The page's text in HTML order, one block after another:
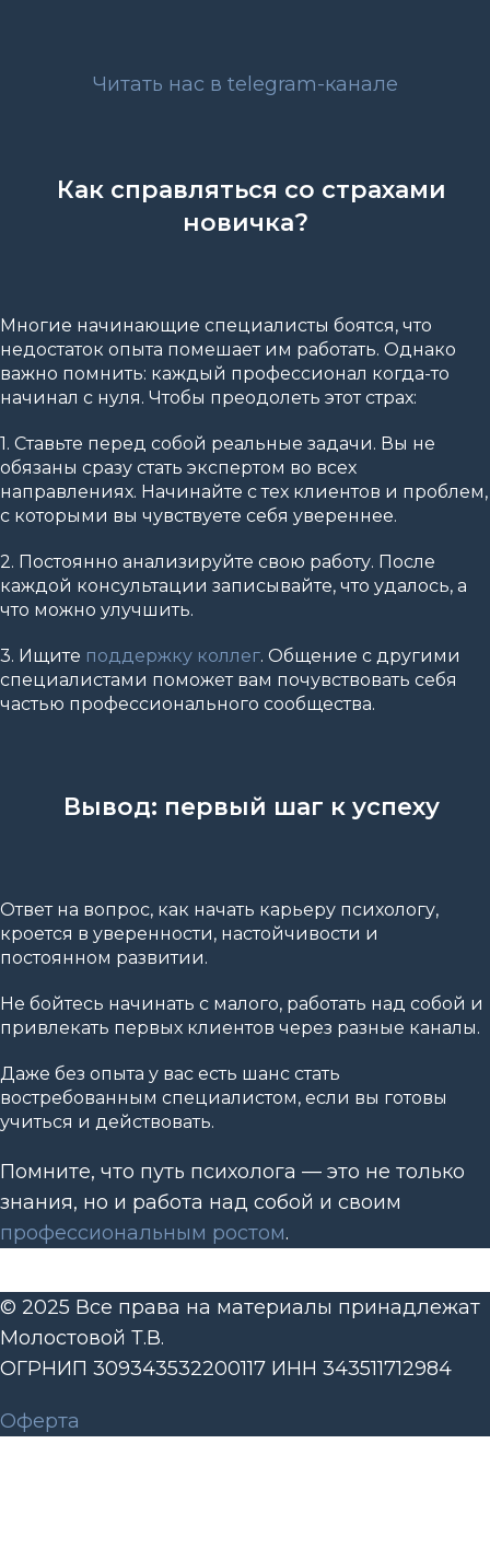
Читать нас в telegram-канале
Как справляться со страхами
новичка?
Многие начинающие специалисты боятся, что
недостаток опыта помешает им работать. Однако
важно помнить: каждый профессионал когда-то
начинал с нуля. Чтобы преодолеть этот страх:
1. Ставьте перед собой реальные задачи. Вы не
обязаны сразу стать экспертом во всех
направлениях. Начинайте с тех клиентов и проблем,
с которыми вы чувствуете себя увереннее.
2. Постоянно анализируйте свою работу. После
каждой консультации записывайте, что удалось, а
что можно улучшить.
3. Ищите поддержку коллег. Общение с другими
специалистами поможет вам почувствовать себя
частью профессионального сообщества.
Вывод: первый шаг к успеху
Ответ на вопрос, как начать карьеру психологу,
кроется в уверенности, настойчивости и
постоянном развитии.
Не бойтесь начинать с малого, работать над собой и
привлекать первых клиентов через разные каналы.
Даже без опыта у вас есть шанс стать
востребованным специалистом, если вы готовы
учиться и действовать.
Помните, что путь психолога — это не только
знания, но и работа над собой и своим
профессиональным ростом.
© 2025 Все права на материалы принадлежат
Молостовой Т.В.
ОГРНИП 309343532200117 ИНН 343511712984
Оферта